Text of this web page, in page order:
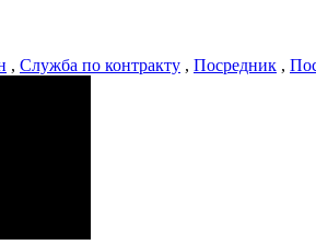
, Служба по контракту , Посредник ,